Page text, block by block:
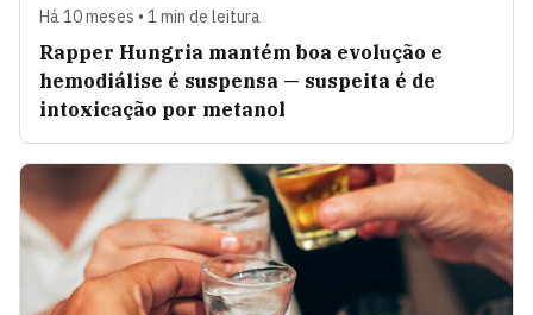
Há 10 meses • 1 min de leitura
Rapper Hungria mantém boa evolução e
hemodiálise é suspensa — suspeita é de
intoxicação por metanol